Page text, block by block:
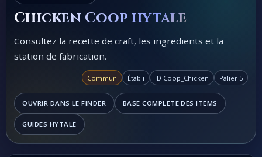
Chicken Coop hytale
Consultez la recette de craft, les ingredients et la
station de fabrication.
Commun Établi ID Coop_Chicken Palier 5
OUVRIR DANS LE FINDER BASE COMPLETE DES ITEMS
GUIDES HYTALE